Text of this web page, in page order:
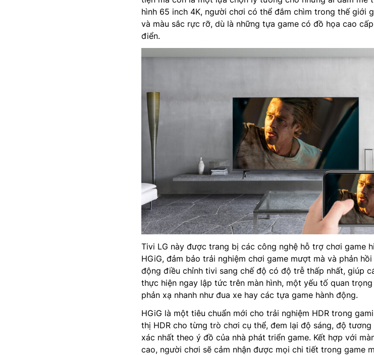
hình 65 inch 4K, người chơi có thể đắm chìm trong thế giới
và màu sắc rực rỡ, dù là những tựa game có đồ họa cao
điển.
Tivi LG này được trang bị các công nghệ hỗ trợ chơi game
HGiG, đảm bảo trải nghiệm chơi game mượt mà và phản
động điều chỉnh tivi sang chế độ có độ trễ thấp nhất, giúp
thực hiện ngay lập tức trên màn hình, một yếu tố quan
phản xạ nhanh như đua xe hay các tựa game hành động.
HGiG là một tiêu chuẩn mới cho trải nghiệm HDR trong
thị HDR cho từng trò chơi cụ thể, đem lại độ sáng, độ tương
xác nhất theo ý đồ của nhà phát triển game. Kết hợp với
cao, người chơi sẽ cảm nhận được mọi chi tiết trong game